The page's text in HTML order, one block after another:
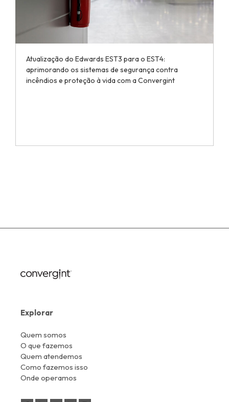
Atualização do Edwards EST3 para o EST4:
aprimorando os sistemas de segurança contra
incêndios e proteção à vida com a Convergint
Explorar
Quem somos
O que fazemos
Quem atendemos
Como fazemos isso
Onde operamos